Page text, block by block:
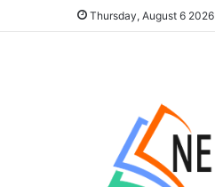
Thursday, August 6 2026